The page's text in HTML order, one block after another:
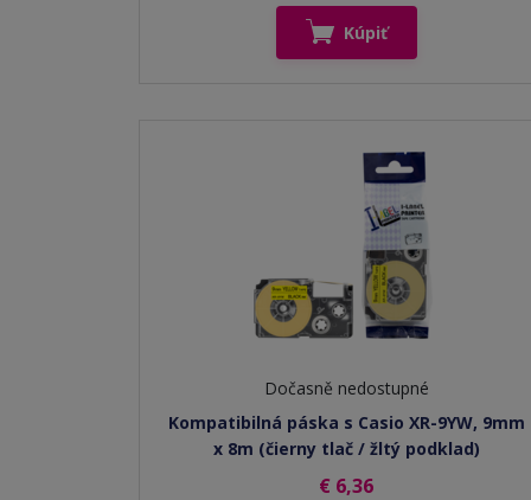
Kúpiť
Dočasně nedostupné
Kompatibilná páska s Casio XR-9YW, 9mm
x 8m (čierny tlač / žltý podklad)
€ 6,36